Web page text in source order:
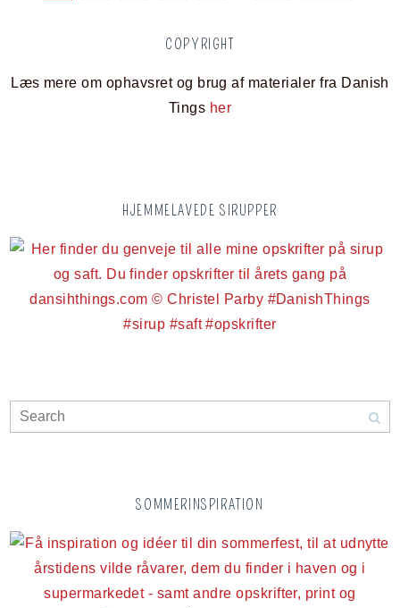
COPYRIGHT
Læs mere om ophavsret og brug af materialer fra Danish
Tings her
HJEMMELAVEDE SIRUPPER
SOMMERINSPIRATION